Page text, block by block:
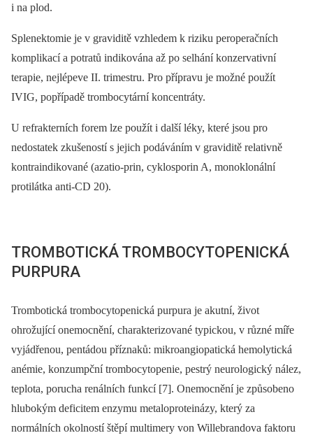
i na plod.
Splenektomie je v graviditě vzhledem k riziku peroperačních
komplikací a potratů indikována až po selhání konzervativní
terapie, nejlépeve II. trimestru. Pro přípravu je možné použít
IVIG, popřípadě trombocytární koncentráty.
U refrakterních forem lze použít i další léky, které jsou pro
nedostatek zkušeností s jejich podáváním v graviditě relativně
kontraindikované (azatio-prin, cyklosporin A, monoklonální
protilátka anti-CD 20).
TROMBOTICKÁ TROMBOCYTOPENICKÁ
PURPURA
Trombotická trombocytopenická purpura je akutní, život
ohrožující onemocnění, charakterizované typickou, v různé míře
vyjádřenou, pentádou příznaků: mikroangiopatická hemolytická
anémie, konzumpční trombocytopenie, pestrý neurologický nález,
teplota, porucha renálních funkcí [7]. Onemocnění je způsobeno
hlubokým deficitem enzymu metaloproteinázy, který za
normálních okolností štěpí multimery von Willebrandova faktoru